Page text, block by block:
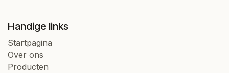
Handige links
Startpagina
Over ons
Producten